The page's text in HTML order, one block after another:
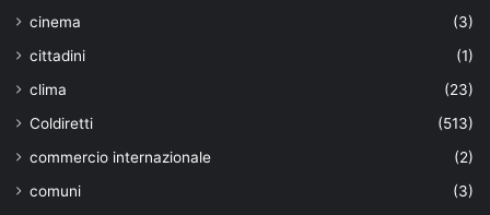
cinema
(3)
cittadini
(1)
clima
(23)
Coldiretti
(513)
commercio internazionale
(2)
comuni
(3)